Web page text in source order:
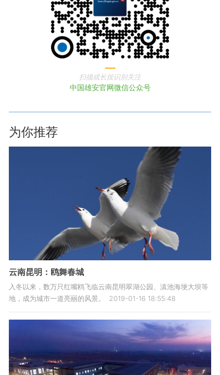
扫描或长按识别关注
中国雄安官网微信公众号
为你推荐
云南昆明：鸥舞春城
入冬以来，数万只红嘴鸥飞临云南昆明翠湖公园、滇池海埂大坝等
地，成为城市一道亮丽的风景。
2019-01-16 18:55:48